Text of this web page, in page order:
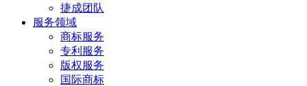
捷成团队
服务领域
商标服务
专利服务
版权服务
国际商标